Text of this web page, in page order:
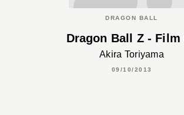
DRAGON BALL
Dragon Ball Z - Film
Akira Toriyama
09/10/2013